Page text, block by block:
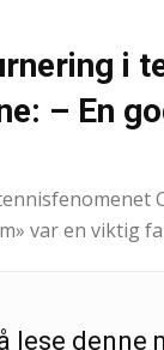
i
– En
og Lars Eide -
var en viktig
lese denne